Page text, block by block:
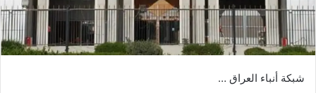
شبكة أنباء العراق …